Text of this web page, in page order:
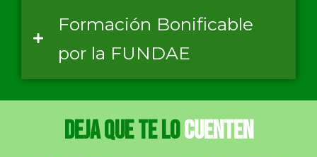
Formación Bonificable
por la FUNDAE
DEJA QUE TE LOCUENTEN